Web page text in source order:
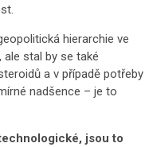
hierarchie ve
stal by se také
a v případě potřeby
nadšence – je to
jsou to